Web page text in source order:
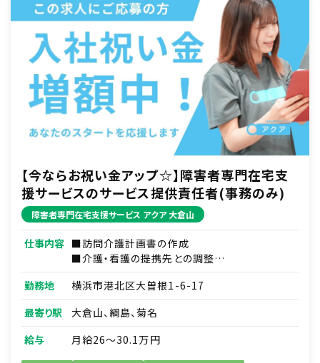
【今ならお祝い金アップ☆】障害者専門在宅支
援サービスのサービス提供責任者(事務のみ)
障害者専門在宅支援サービス アクア 大倉山
仕事内容 ■訪問介護計画書の作成
■介護・看護の提携先との調整
■研修資料作成
■その他付随する業務
勤務地
横浜市港北区大曽根1-6-17
最寄り駅
大倉山、綱島、菊名
給与
月給26～30.1万円